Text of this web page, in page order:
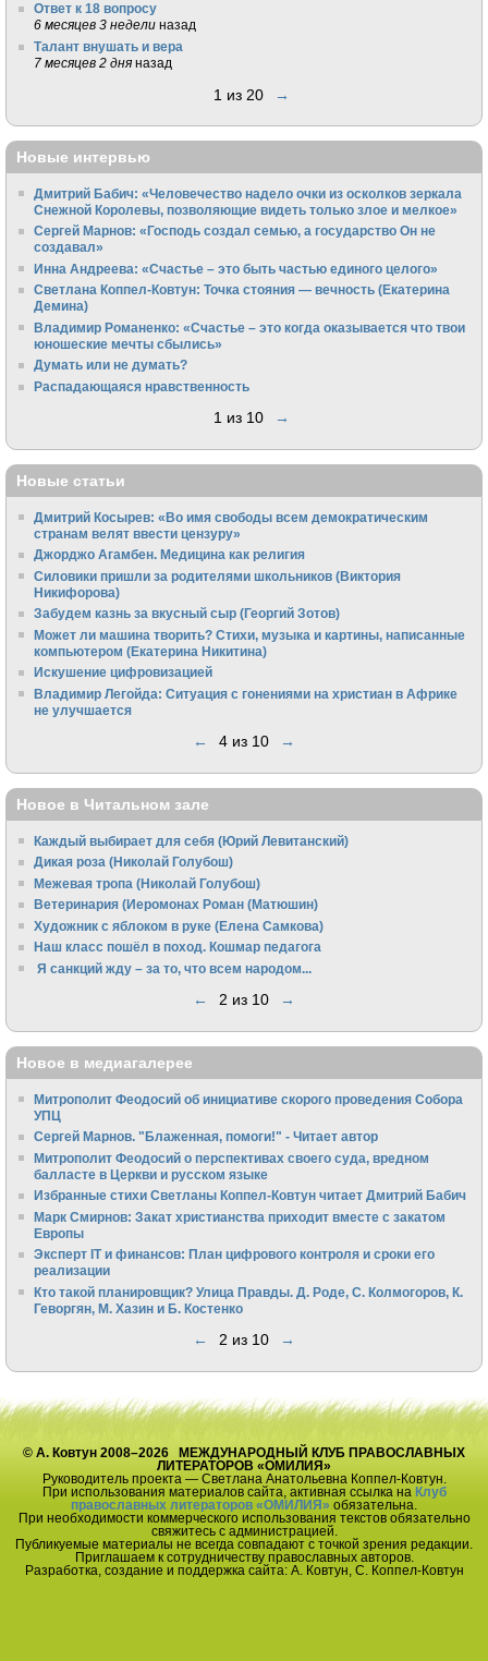
Ответ к 18 вопросу
6 месяцев 3 недели назад
Талант внушать и вера
7 месяцев 2 дня назад
1 из 20 →
Новые интервью
Дмитрий Бабич: «Человечество надело очки из осколков зеркала
Снежной Королевы, позволяющие видеть только злое и мелкое»
Сергей Марнов: «Господь создал семью, а государство Он не
создавал»
Инна Андреева: «Счастье – это быть частью единого целого»
Светлана Коппел-Ковтун: Точка стояния — вечность (Екатерина
Демина)
Владимир Романенко: «Счастье – это когда оказывается что твои
юношеские мечты сбылись»
Думать или не думать?
Распадающаяся нравственность
1 из 10 →
Новые статьи
Дмитрий Косырев: «Во имя свободы всем демократическим
странам велят ввести цензуру»
Джорджо Агамбен. Медицина как религия
Силовики пришли за родителями школьников (Виктория
Никифорова)
Забудем казнь за вкусный сыр (Георгий Зотов)
Может ли машина творить? Стихи, музыка и картины, написанные
компьютером (Екатерина Никитина)
Искушение цифровизацией
Владимир Легойда: Ситуация с гонениями на христиан в Африке
не улучшается
← 4 из 10 →
Новое в Читальном зале
Каждый выбирает для себя (Юрий Левитанский)
Дикая роза (Николай Голубош)
Межевая тропа (Николай Голубош)
Ветеринария (Иеромонах Роман (Матюшин)
Художник с яблоком в руке (Елена Самкова)
Наш класс пошёл в поход. Кошмар педагога
Я санкций жду – за то, что всем народом...
← 2 из 10 →
Новое в медиагалерее
Митрополит Феодосий об инициативе скорого проведения Собора
УПЦ
Сергей Марнов. "Блаженная, помоги!" - Читает автор
Митрополит Феодосий о перспективах своего суда, вредном
балласте в Церкви и русском языке
Избранные стихи Светланы Коппел-Ковтун читает Дмитрий Бабич
Марк Смирнов: Закат христианства приходит вместе с закатом
Европы
Эксперт IT и финансов: План цифрового контроля и сроки его
реализации
Кто такой планировщик? Улица Правды. Д. Роде, С. Колмогоров, К.
Геворгян, М. Хазин и Б. Костенко
← 2 из 10 →
© А. Ковтун 2008–2026 МЕЖДУНАРОДНЫЙ КЛУБ ПРАВОСЛАВНЫХ
ЛИТЕРАТОРОВ «ОМИЛИЯ»
Руководитель проекта — Светлана Анатольевна Коппел-Ковтун.
При использования материалов сайта, активная ссылка на Клуб
православных литераторов «ОМИЛИЯ» обязательна.
При необходимости коммерческого использования текстов обязательно
свяжитесь с администрацией.
Публикуемые материалы не всегда совпадают с точкой зрения редакции.
Приглашаем к сотрудничеству православных авторов.
Разработка, создание и поддержка сайта: А. Ковтун, С. Коппел-Ковтун